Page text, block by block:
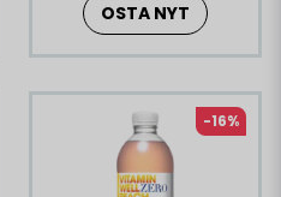
OSTA NYT
-16%